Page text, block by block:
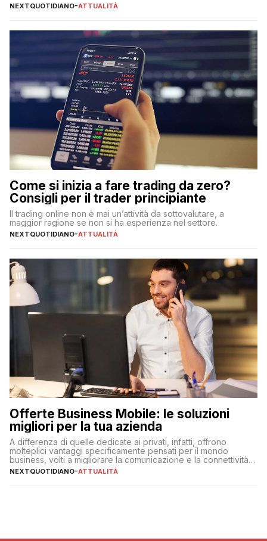
NEXTQUOTIDIANO-ATTUALITÀ
Come si inizia a fare trading da zero?
Consigli per il trader principiante
Il trading online non è mai un’attività da sottovalutare, a
maggior ragione se non si ha esperienza nel settore.
NEXTQUOTIDIANO-ATTUALITÀ
Offerte Business Mobile: le soluzioni
migliori per la tua azienda
A differenza di quelle dedicate ai privati, infatti, offrono
molteplici vantaggi specificamente pensati per il mondo
business, volti a migliorare la comunicazione e la connettività
degli utenti
NEXTQUOTIDIANO-ATTUALITÀ